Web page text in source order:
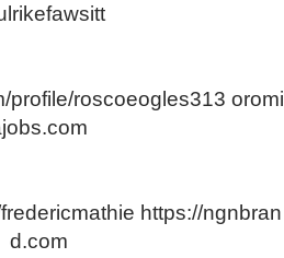
profile/roscoeogles313 oromi
https://ngnbran
d.com